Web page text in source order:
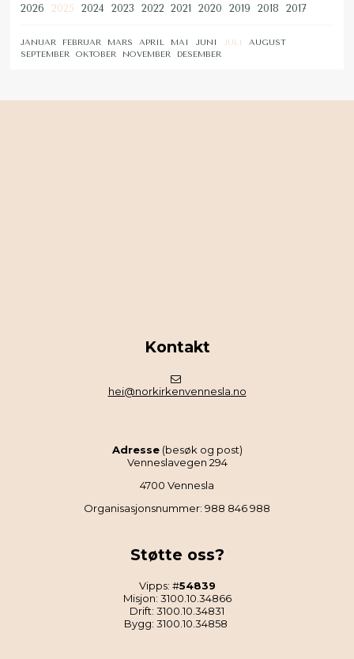
2026 2025 2024 2023 2022 2021 2020 2019 2018 2017
JANUAR FEBRUAR MARS APRIL MAI JUNI JULI
AUGUST
SEPTEMBER
OKTOBER NOVEMBER DESEMBER
Kontakt
hei@norkirkenvennesla.no
Adresse(besøk og post)
Venneslavegen 294
4700 Vennesla
Organisasjonsnummer: 988 846 988
Støtte oss?
Vipps: #54839
Misjon: 3100.10.34866
Drift: 3100.10.34831
Bygg: 3100.10.34858